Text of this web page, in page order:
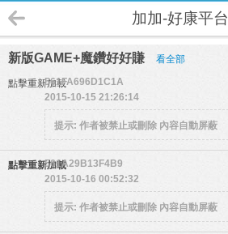
加加-好康平台
新版GAME+魔鑽好好賺 看全部
點擊重新加載561FA696D1C1A
2015-10-15 21:26:14
提示: 作者被禁止或刪除 內容自動屏蔽
點擊重新加載561A29B13F4B9
2015-10-16 00:52:32
提示: 作者被禁止或刪除 內容自動屏蔽